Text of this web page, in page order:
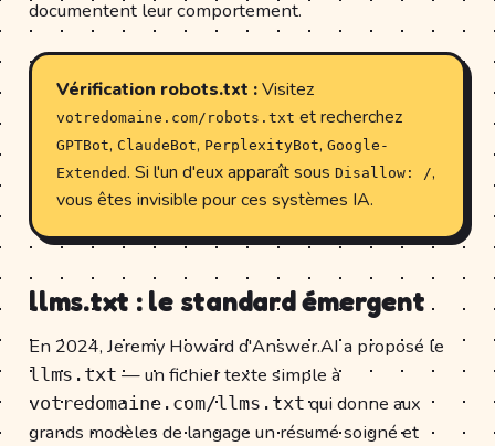
documentent leur comportement.
Vérification robots.txt :Visitez
votredomaine.com/robots.txt et recherchez
GPTBot, ClaudeBot, PerplexityBot, Google-
Extended. Si l'un d'eux apparaît sous Disallow: /,
vous êtes invisible pour ces systèmes IA.
llms.txt : le standard émergent
En 2024, Jeremy Howard d'Answer.AI a proposé le
llms.txt — un fichier texte simple à
votredomaine.com/llms.txt qui donne aux
grands modèles de langage un résumé soigné et